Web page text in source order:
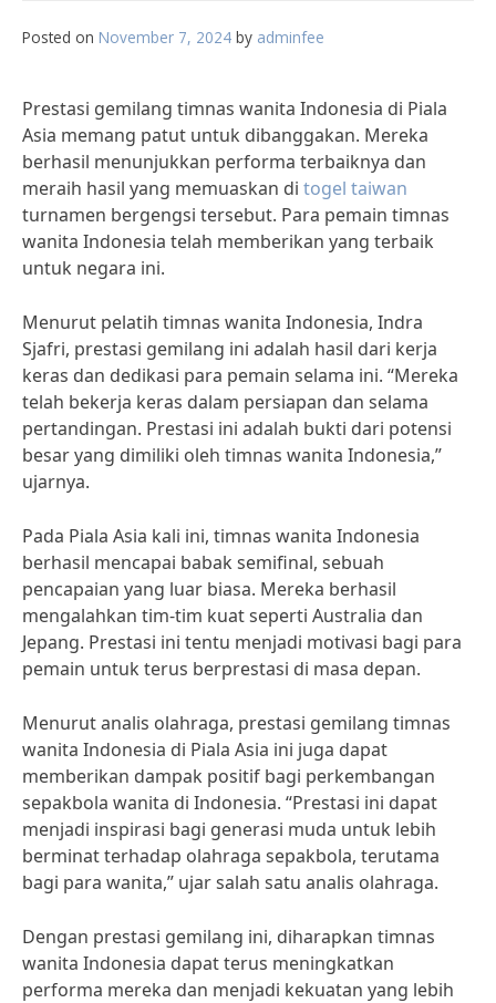
Posted on November 7, 2024 by adminfee
Prestasi gemilang timnas wanita Indonesia di Piala
Asia memang patut untuk dibanggakan. Mereka
berhasil menunjukkan performa terbaiknya dan
meraih hasil yang memuaskan di togel taiwan
turnamen bergengsi tersebut. Para pemain timnas
wanita Indonesia telah memberikan yang terbaik
untuk negara ini.
Menurut pelatih timnas wanita Indonesia, Indra
Sjafri, prestasi gemilang ini adalah hasil dari kerja
keras dan dedikasi para pemain selama ini. “Mereka
telah bekerja keras dalam persiapan dan selama
pertandingan. Prestasi ini adalah bukti dari potensi
besar yang dimiliki oleh timnas wanita Indonesia,”
ujarnya.
Pada Piala Asia kali ini, timnas wanita Indonesia
berhasil mencapai babak semifinal, sebuah
pencapaian yang luar biasa. Mereka berhasil
mengalahkan tim-tim kuat seperti Australia dan
Jepang. Prestasi ini tentu menjadi motivasi bagi para
pemain untuk terus berprestasi di masa depan.
Menurut analis olahraga, prestasi gemilang timnas
wanita Indonesia di Piala Asia ini juga dapat
memberikan dampak positif bagi perkembangan
sepakbola wanita di Indonesia. “Prestasi ini dapat
menjadi inspirasi bagi generasi muda untuk lebih
berminat terhadap olahraga sepakbola, terutama
bagi para wanita,” ujar salah satu analis olahraga.
Dengan prestasi gemilang ini, diharapkan timnas
wanita Indonesia dapat terus meningkatkan
performa mereka dan menjadi kekuatan yang lebih